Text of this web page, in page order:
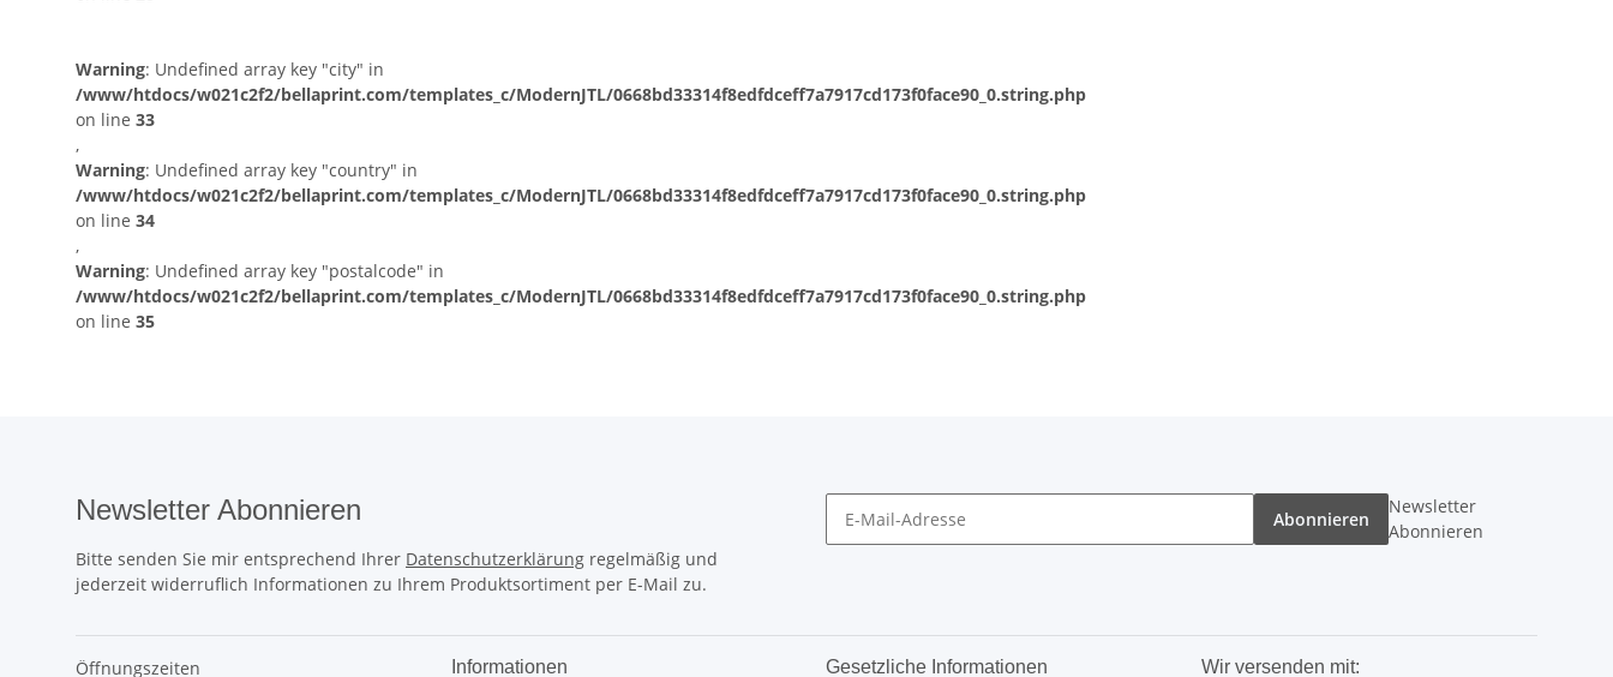
Warning: Undefined array key "city" in
/www/htdocs/w021c2f2/bellaprint.com/templates_c/ModernJTL/0668bd33314f8edfdceff7a7917cd173f0face90_0.string.php
on line 33
,
Warning: Undefined array key "country" in
/www/htdocs/w021c2f2/bellaprint.com/templates_c/ModernJTL/0668bd33314f8edfdceff7a7917cd173f0face90_0.string.php
on line 34
,
Warning: Undefined array key "postalcode" in
/www/htdocs/w021c2f2/bellaprint.com/templates_c/ModernJTL/0668bd33314f8edfdceff7a7917cd173f0face90_0.string.php
on line 35
Newsletter Abonnieren
Bitte senden Sie mir entsprechend Ihrer Datenschutzerklärung regelmäßig und
jederzeit widerruflich Informationen zu Ihrem Produktsortiment per E-Mail zu.
Abonnieren
Newsletter
Abonnieren
Öffnungszeiten
Informationen Gesetzliche Informationen Wir versenden mit: